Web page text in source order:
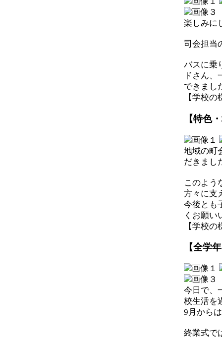
楽しみに
司会担当
バスに乗
ドさん
できまし
【学校
【特色
地域の町
だきまし
このよう
方々に支
今後とも
くお願い
【学校
【全学
今日で、
校生活を
9月から
終業式で